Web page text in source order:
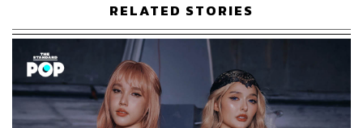
สุพัฒน์ ศิวะพรพันธ์
Content Creator ผู้หลงใหลในทุกศาสตร์และ
วัฒนธรรมของประเทศญี่ปุ่น
RELATED STORIES